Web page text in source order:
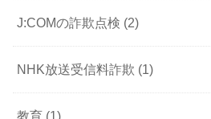
J:COMの詐欺点検 (2)
NHK放送受信料詐欺 (1)
教育 (1)